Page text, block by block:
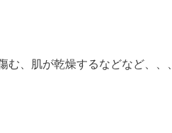
、肌が乾燥するなどなど、、、